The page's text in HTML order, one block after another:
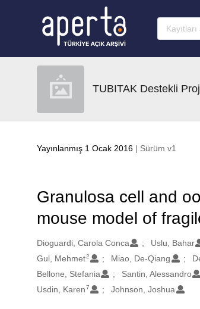
TUBITAK Destekli
Yayınlanmış 1 Ocak 2016 | Sürüm v1
Granulosa cell and
mouse model of
Oluşturanlar
Dioguardi, Carola Conca Uslu, Bahar
Gul, Mehmet2 Miao, De-Qiang
Bellone, Stefania Santin, Alessandro
Usdin, Karen7 Johnson, Joshua